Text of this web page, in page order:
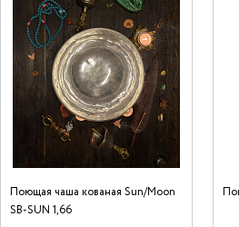
Поющая чаша кованая Sun/Moon
SB-SUN 1,66